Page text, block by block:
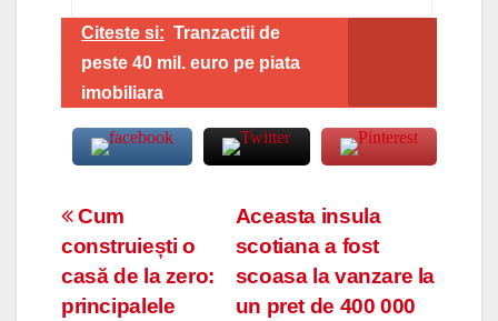
Citeste si: Tranzactii de
peste 40 mil. euro pe piata
imobiliara
Navigare
în
Aceasta insula
scotiana a fost
scoasa la vanzare la
un pret de 400 000
Cum
construiești o
casă de la zero:
principalele